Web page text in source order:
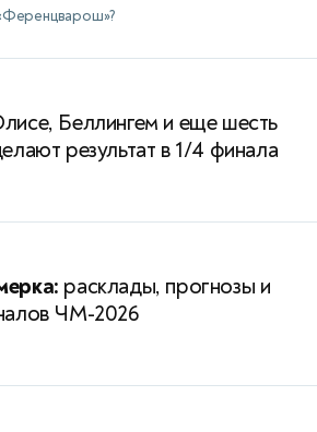
Беллингем и еще шесть
результат в 1/4 финала
расклады, прогнозы и
ЧМ-2026